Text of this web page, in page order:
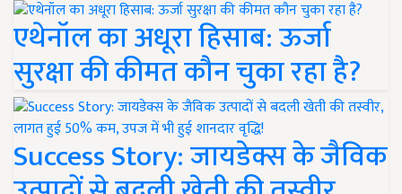
एथेनॉल का अधूरा हिसाब: ऊर्जा
सुरक्षा की कीमत कौन चुका रहा है?
Success Story: जायडेक्स के जैविक